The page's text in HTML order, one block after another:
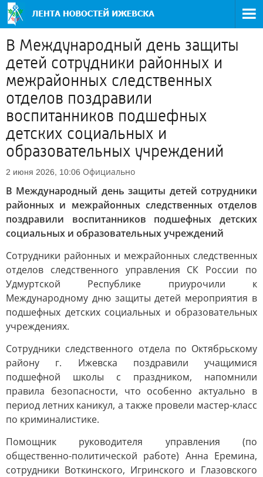
В Международный день защиты
детей сотрудники районных и
межрайонных следственных
отделов поздравили
воспитанников подшефных
детских социальных и
образовательных учреждений
2 июня 2026, 10:06 Официально
В Международный день защиты детей сотрудники
районных и межрайонных следственных отделов
поздравили воспитанников подшефных детских
социальных и образовательных учреждений
Сотрудники районных и межрайонных следственных
отделов следственного управления СК России по
Удмуртской Республике приурочили к
Международному дню защиты детей мероприятия в
подшефных детских социальных и образовательных
учреждениях.
Сотрудники следственного отдела по Октябрьскому
району г. Ижевска поздравили учащимися
подшефной школы с праздником, напомнили
правила безопасности, что особенно актуально в
период летних каникул, а также провели мастер-класс
по криминалистике.
Помощник руководителя управления (по
общественно-политической работе) Анна Еремина,
сотрудники Воткинского, Игринского и Глазовского